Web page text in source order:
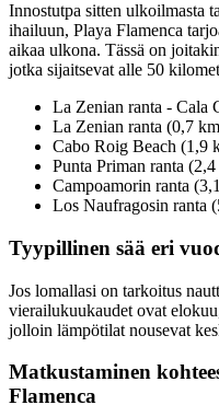
Innostutpa sitten ulkoilmasta
ihailuun, Playa Flamenca
aikaa ulkona. Tässä on
jotka sijaitsevat alle 50
La Zenian ranta - Cala
La Zenian ranta (0,7
Cabo Roig Beach (1,9
Punta Priman ranta
Campoamorin ranta
Los Naufragosin ranta
Tyypillinen sää eri
Jos lomallasi on tarkoitus
vierailukuukaudet ovat
jolloin lämpötilat nousevat
Matkustaminen
Flamenca